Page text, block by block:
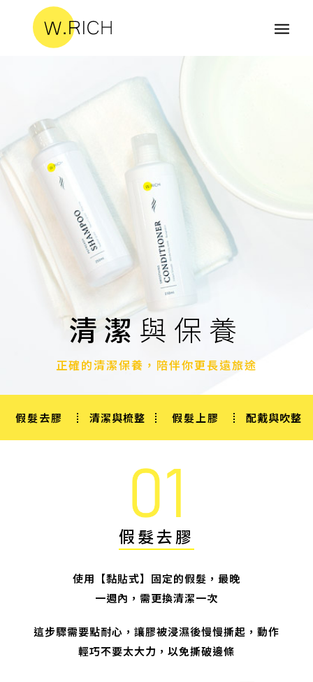
清潔 與保養
正確的清潔保養，陪伴你更長遠旅途
假髮去膠 清潔與梳整 假髮上膠 配戴與吹整
假髮去膠
使用【黏貼式】固定的假髮，最晚
一週內，需更換清潔一次
這步驟需要點耐心，讓膠被浸濕後慢慢撕起，動作
輕巧不要太大力，以免撕破邊條